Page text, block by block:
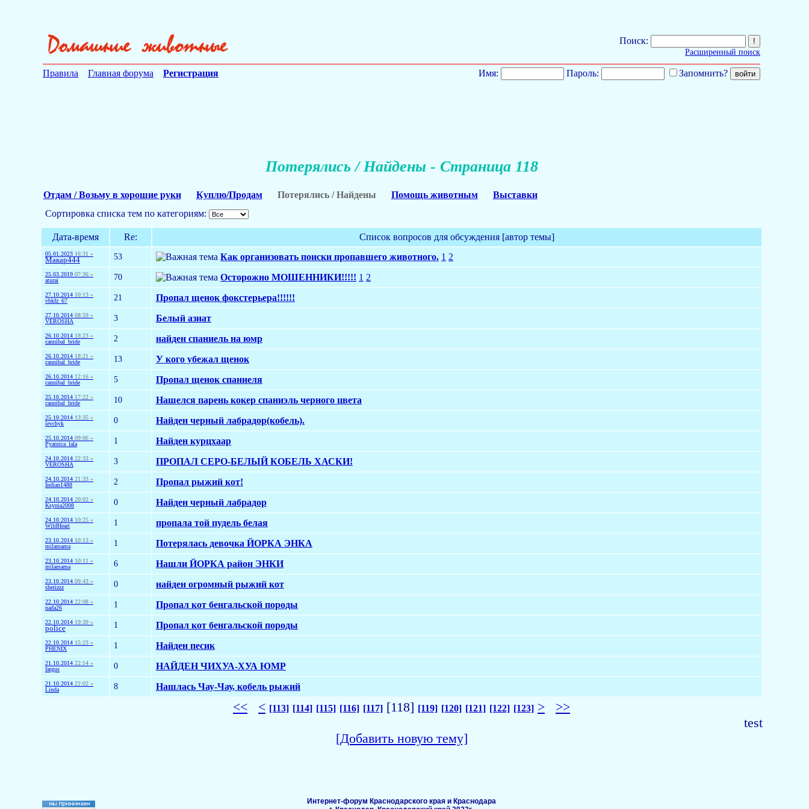
Поиск:
Расширенный поиск
Правила Главная форума Регистрация Имя: Пароль: Запомнить?
Потерялись / Найдены - Страница 118
Отдам / Возьму в хорошие руки Куплю/Продам Потерялись / Найдены Помощь животным
Выставки
Сортировка списка тем по категориям:
Дата-время Re: Список вопросов для обсуждения [автор темы]
05.01.2023 16:31 »
Макар444 53 Как организовать поиски пропавшего животного. 1 2
25.03.2019 07:36 »
aturai
70 Осторожно МОШЕННИКИ!!!!! 1 2
27.10.2014 10:13 »
vbkfz_67
21 Пропал щенок фокстерьера!!!!!!
27.10.2014 08:59 »
VEROSHA
3 Белый азиат
26.10.2014 18:23 »
cannibal_bride
2 найден спаниель на юмр
26.10.2014 18:21 »
cannibal_bride
13 У кого убежал щенок
26.10.2014 12:16 »
cannibal_bride
5 Пропал щенок спаниеля
25.10.2014 17:22 »
cannibal_bride
10 Нашелся парень кокер спаниэль черного цвета
25.10.2014 13:35 »
levchyk
0 Найден черный лабрадор(кобель).
25.10.2014 09:06 »
Pyatnica_lala
1 Найден курцхаар
24.10.2014 22:33 »
VEROSHA
3 ПРОПАЛ СЕРО-БЕЛЫЙ КОБЕЛЬ ХАСКИ!
24.10.2014 21:33 »
Indian1488
2 Пропал рыжий кот!
24.10.2014 20:02 »
Ksynia2008
0 Найден черный лабрадор
24.10.2014 10:25 »
WildHeart
1 пропала той пудель белая
23.10.2014 10:13 »
milamama
1 Потерялась девочка ЙОРКА ЭНКА
23.10.2014 10:11 »
milamama
6 Нашли ЙОРКА район ЭНКИ
23.10.2014 09:43 »
sherizzz
0 найден огромный рыжий кот
22.10.2014 22:08 »
nada26
1 Пропал кот бенгальской породы
22.10.2014 19:39 »
police 1 Пропал кот бенгальской породы
22.10.2014 15:23 »
PHENIX
1 Найден песик
21.10.2014 22:14 »
fargus
0 НАЙДЕН ЧИХУА-ХУА ЮМР
21.10.2014 22:02 »
Linda
8 Нашлась Чау-Чау, кобель рыжий
<< < [113] [114] [115] [116] [117] [118] [119] [120] [121] [122] [123] >
>>
test
[Добавить новую тему]
Интернет-форум Краснодарского края и Краснодара